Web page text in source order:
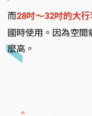
而28吋～32吋的大行
國時使用。因為空
麼高。